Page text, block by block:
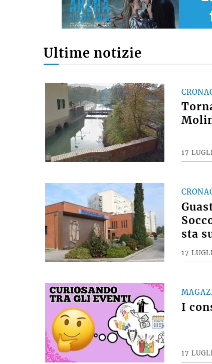
Ultime notizie
17
sta
17
I
17